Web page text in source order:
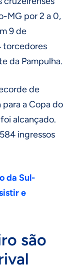
MG por 2 a 0,
9 de
torcedores
da Pampulha.
de
a Copa do
alcançado.
ingressos
da Sul-
e
são